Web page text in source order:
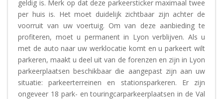
geldig is. Merk op dat deze parkeersticker maximaal twee
per huis is. Het moet duidelijk zichtbaar zijn achter de
voorruit van uw voertuig. Om van deze aanbieding te
profiteren, moet u permanent in Lyon verblijven. Als u
met de auto naar uw werklocatie komt en u parkeert wilt
parkeren, maakt u deel uit van de forenzen en zijn in Lyon
parkeerplaatsen beschikbaar die aangepast zijn aan uw
situatie: parkeerterreinen en stationsparkeren. Er zijn
ongeveer 18 park- en touringcarparkeerplaatsen in de Val